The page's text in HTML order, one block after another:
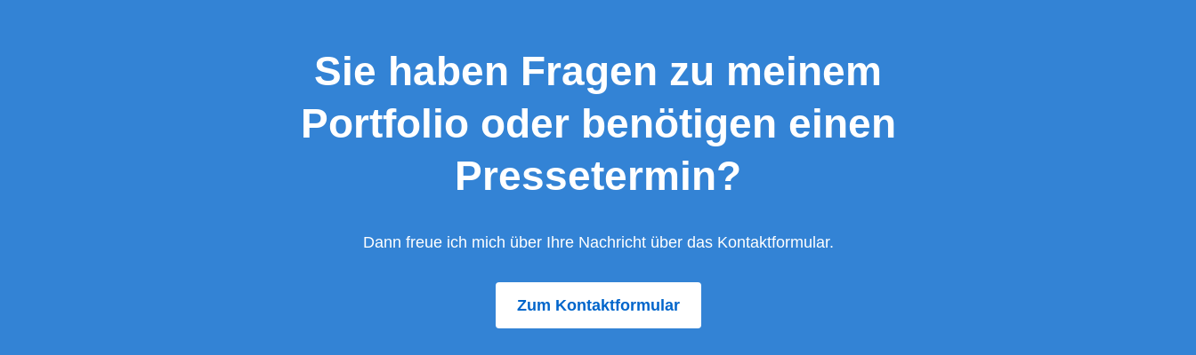
Sie haben Fragen zu meinem
Portfolio oder benötigen einen
Pressetermin?
Dann freue ich mich über Ihre Nachricht über das Kontaktformular.
Zum Kontaktformular